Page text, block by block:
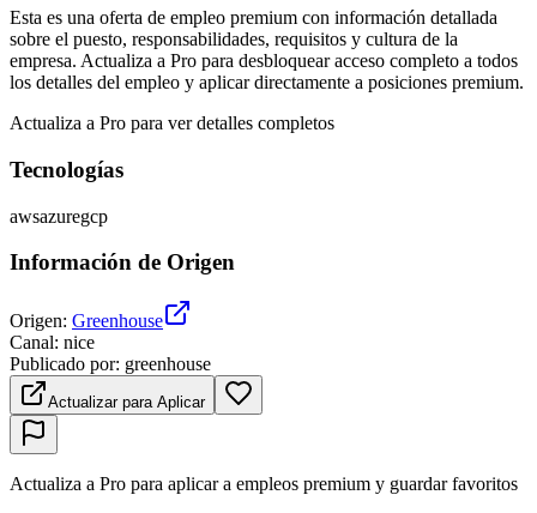
Esta es una oferta de empleo premium con información detallada
sobre el puesto, responsabilidades, requisitos y cultura de la
empresa. Actualiza a Pro para desbloquear acceso completo a todos
los detalles del empleo y aplicar directamente a posiciones premium.
Actualiza a Pro para ver detalles completos
Tecnologías
awsazuregcp
Información de Origen
Origen: Greenhouse
Canal: nice
Publicado por: greenhouse
Actualizar para Aplicar
Actualiza a Pro para aplicar a empleos premium y guardar favoritos